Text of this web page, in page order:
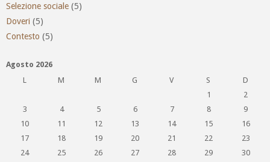
Selezione sociale (5)
Doveri (5)
Contesto (5)
Agosto 2026
L
M M G V S
D
1
2
3
4 5 6 7 8
9
10
11 12 13 14 15
16
17
18 19 20 21 22
23
24
25 26 27 28 29
30